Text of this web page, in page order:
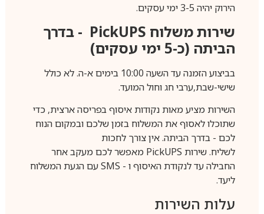
הירוק יהיה 3-5 ימי עסקים.
שירות משלוח PickUPS- בדרך
הביתה (כ-5 ימי עסקים)
בביצוע הזמנה עד השעה 10:00 בימים א-ה. לא כולל
שישי-שבת,ערבי חג וחול המועד.
השירות מציע מאות נקודות איסוף בפריסה ארצית, כדי
שתוכלו לאסוף את המשלוח בזמן שלכם ובמקום הנוח
לכם - בדרך הביתה. אין צורך לחכות
לשליח. שירות PickUPSמאפשר לכם מעקב אחר
החבילה עד לנקודת האיסוף ו - SMSעם הגעת המשלוח
ליעד.
עלות השירות